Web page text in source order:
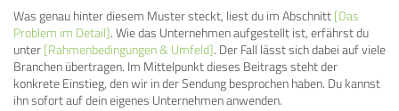
Was genau hinter diesem Muster steckt, liest du im Abschnitt[Das
Problem im Detail]. Wie das Unternehmen aufgestellt ist, erfährst du
unter[Rahmenbedingungen & Umfeld]. Der Fall lässt sich dabei auf viele
Branchen übertragen. Im Mittelpunkt dieses Beitrags steht der
konkrete Einstieg, den wir in der Sendung besprochen haben. Du kannst
ihn sofort auf dein eigenes Unternehmen anwenden.